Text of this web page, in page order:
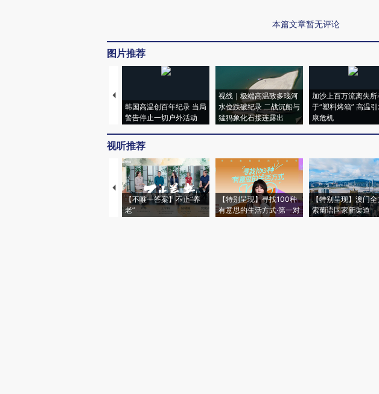
本篇文章暂无评论
图片推荐
韩国高温创百年纪录 当局
警告停止一切户外活动
视线｜极端高温致多瑙河
水位跌破纪录 二战沉船与
猛犸象化石接连露出
加沙上百万流离失所
于“塑料烤箱” 高温
康危机
视听推荐
【不唯一答案】不止“养
老”
【特别呈现】寻找100种
有意思的生活方式·第一对
【特别呈现】澳门全
索葡语国家新渠道